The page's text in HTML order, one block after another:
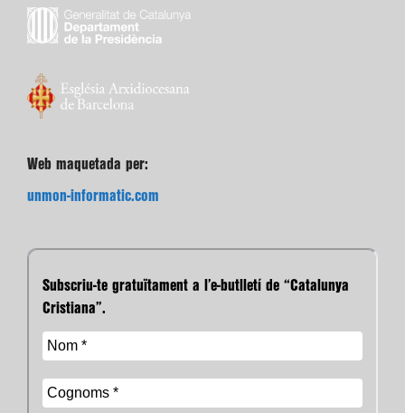
Web maquetada per:
unmon-informatic.com
Subscriu-te gratuïtament a l’e-butlletí de “Catalunya
Cristiana”.